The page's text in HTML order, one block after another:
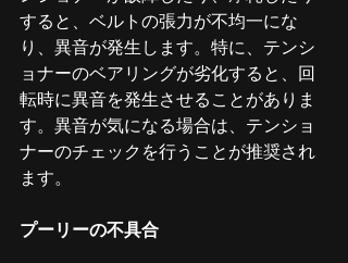
すると、ベルトの張力が不均一にな
り、異音が発生します。特に、テンシ
ョナーのベアリングが劣化すると、回
転時に異音を発生させることがありま
す。異音が気になる場合は、テンショ
ナーのチェックを行うことが推奨され
ます。
プーリーの不具合